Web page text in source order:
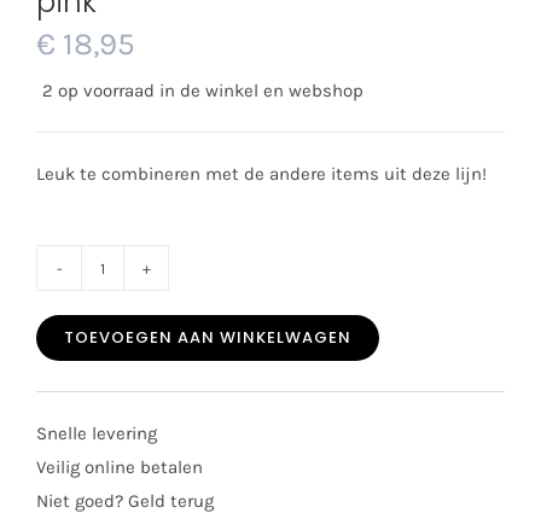
€ 18,95
2 op voorraad in de winkel en webshop
Leuk te combineren met de andere items uit deze lijn!
gi
TOEVOEGEN AAN WINKELWAGEN
Snelle levering
Veilig online betalen
Niet goed? Geld terug